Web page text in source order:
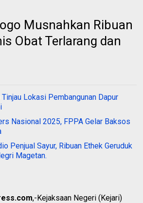
Musnahkan Ribuan
Obat Terlarang dan
Lokasi Pembangunan Dapur
Nasional 2025, FPPA Gelar Baksos
Penjual Sayur, Ribuan Ethek Geruduk
Magetan.
,-Kejaksaan Negeri (Kejari)